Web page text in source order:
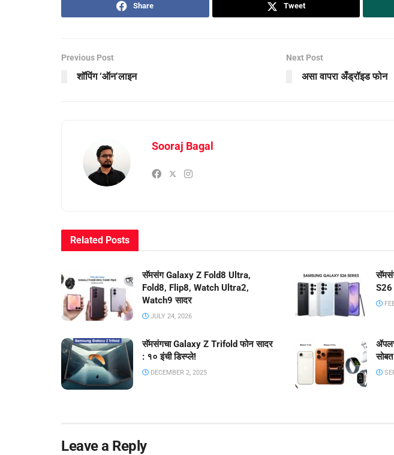
Share Tweet
Previous Post
शॉपिंग ‘ऑन’लाइन
Next Post
असा वापरा अँड्रॉइड फोन
Sooraj Bagal
Related Posts
सॅमसंग Galaxy Z Fold8 Ultra,
Fold8, Flip8, Watch Ultra2,
Watch9 सादर
JULY 24, 2026
S26
सॅमसंगचा Galaxy Z Trifold फोन सादर
: १० इंची डिस्प्ले!
DECEMBER 2, 2025
Leave a Reply